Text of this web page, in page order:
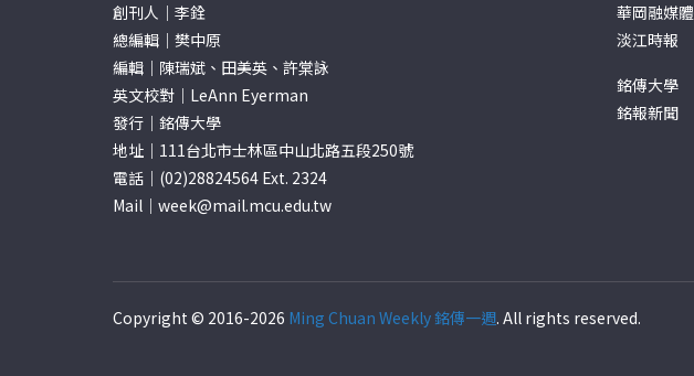
創刊人｜李銓
總編輯｜樊中原
編輯｜陳瑞斌、田美英、許棠詠
英文校對｜LeAnn Eyerman
發行｜銘傳大學
地址｜111台北市士林區中山北路五段250號
電話｜(02)28824564 Ext. 2324
Mail｜ week@mail.mcu.edu.tw
華岡融媒體
淡江時報
銘傳大學
銘報新聞
Copyright © 2016-2026 Ming Chuan Weekly 銘傳一週. All rights reserved.